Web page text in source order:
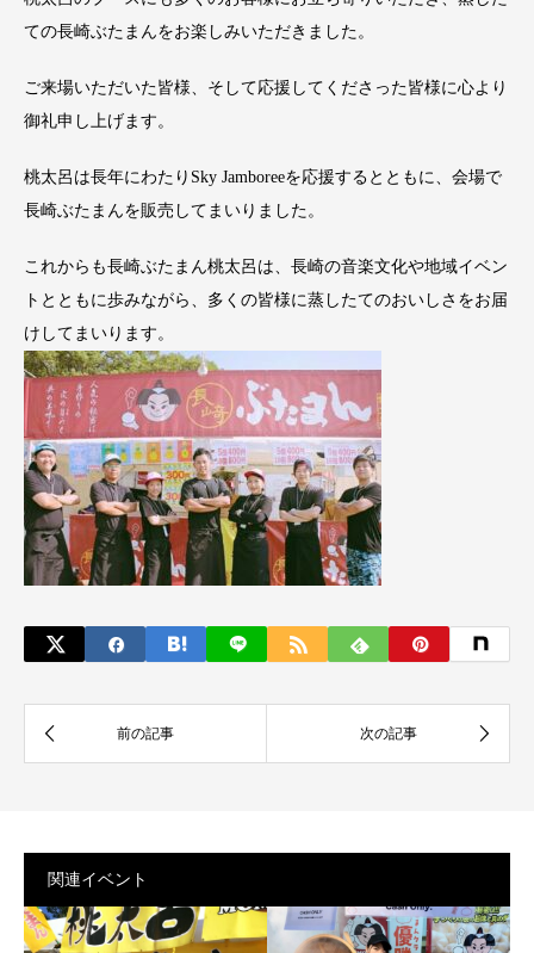
ての長崎ぶたまんをお楽しみいただきました。
ご来場いただいた皆様、そして応援してくださった皆様に心より
御礼申し上げます。
桃太呂は長年にわたりSky Jamboreeを応援するとともに、会場で
長崎ぶたまんを販売してまいりました。
これからも長崎ぶたまん桃太呂は、長崎の音楽文化や地域イベン
トとともに歩みながら、多くの皆様に蒸したてのおいしさをお届
けしてまいります。
関連イベント